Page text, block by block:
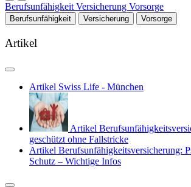
Berufsunfähigkeit Versicherung Vorsorge
Berufsunfähigkeit Versicherung Vorsorge
Artikel
Artikel Swiss Life - München
Artikel
geschützt ohne Fallstricke
Artikel Berufsunfähigkeitsversicherung:
Schutz – Wichtige Infos